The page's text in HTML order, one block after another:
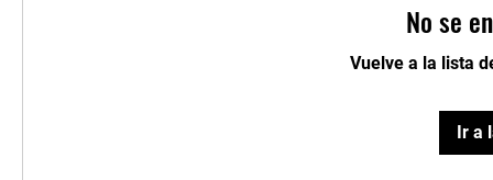
No se
Vuelve a la lista
Ir a